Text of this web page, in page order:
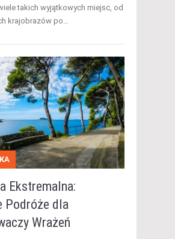
takich wyjątkowych miejsc, od
krajobrazów po…
Ekstremalna:
Podróże dla
Wrażeń